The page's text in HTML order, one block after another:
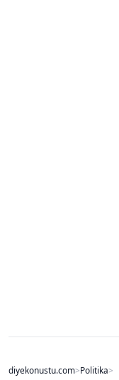
diyekonustu.com>Politika>